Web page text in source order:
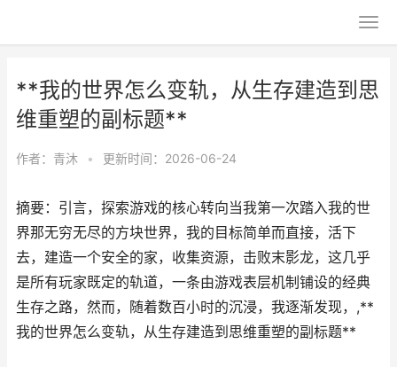
**我的世界怎么变轨，从生存建造到思
维重塑的副标题**
作者： 青沐 • 更新时间：2026-06-24
摘要：引言，探索游戏的核心转向当我第一次踏入我的世
界那无穷无尽的方块世界，我的目标简单而直接，活下
去，建造一个安全的家，收集资源，击败末影龙，这几乎
是所有玩家既定的轨道，一条由游戏表层机制铺设的经典
生存之路，然而，随着数百小时的沉浸，我逐渐发现，,**
我的世界怎么变轨，从生存建造到思维重塑的副标题**